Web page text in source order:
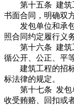
第十五条 建筑工
书面合同，明确双
发包单位和承包
照合同约定履行义
第十六条 建筑工
循公开、公正、平
建筑工程的招标
标法律的规定。
第十七条 发包单
收受贿赂、回扣或